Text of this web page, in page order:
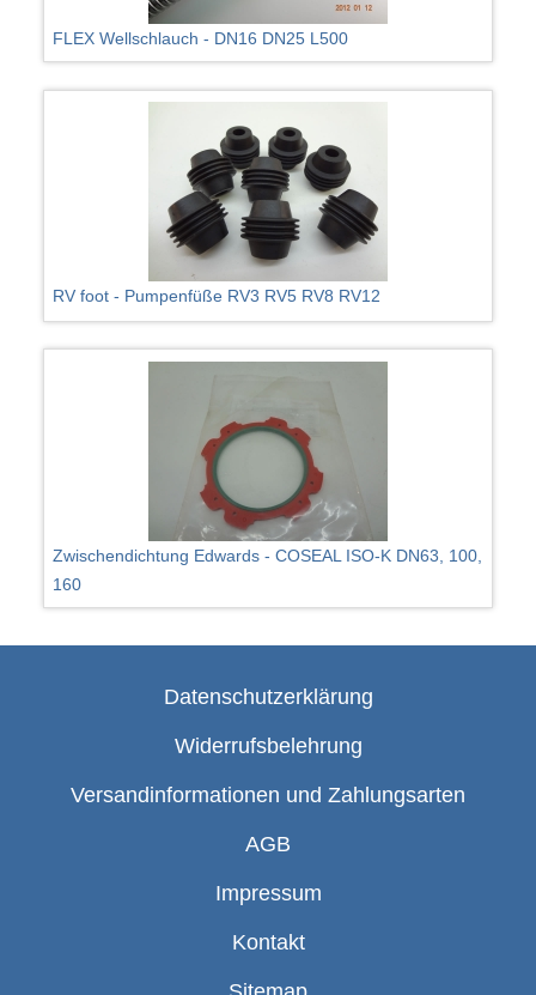
FLEX Wellschlauch - DN16 DN25 L500
RV foot - Pumpenfüße RV3 RV5 RV8 RV12
Zwischendichtung Edwards - COSEAL ISO-K DN63, 100,
160
Datenschutzerklärung
Widerrufsbelehrung
Versandinformationen und Zahlungsarten
AGB
Impressum
Kontakt